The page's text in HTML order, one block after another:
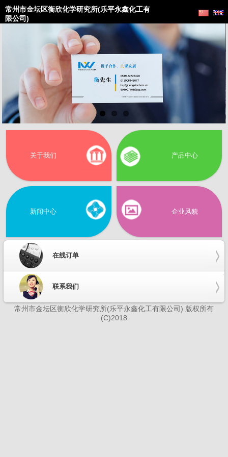
常州市金坛区衡欣化学研究所(乐平永鑫化工有
限公司)
关于我们 产品中心
新闻中心 企业风貌
在线订单
联系我们
常州市金坛区衡欣化学研究所(乐平永鑫化工有限公司) 版权所有
(C)2018